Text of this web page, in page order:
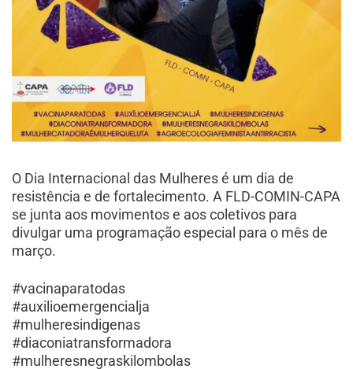
O Dia Internacional das Mulheres é um dia de
resistência e de fortalecimento. A FLD-COMIN-CAPA
se junta aos movimentos e aos coletivos para
divulgar uma programação especial para o mês de
março.
#vacinaparatodas
#auxilioemergencialja
#mulheresindigenas
#diaconiatransformadora
#mulheresnegraskilombolas